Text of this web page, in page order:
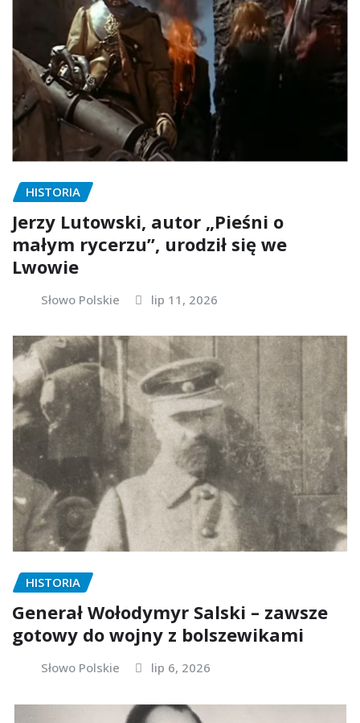
HISTORIA
Jerzy Lutowski, autor „Pieśni o
małym rycerzu”, urodził się we
Lwowie
Słowo Polskie lip 11, 2026
HISTORIA
Generał Wołodymyr Salski – zawsze
gotowy do wojny z bolszewikami
Słowo Polskie lip 6, 2026